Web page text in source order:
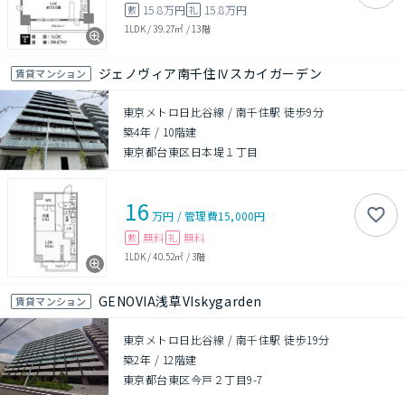
敷 15.8万円 礼 15.8万円
1LDK/39.27㎡ / 13階
賃貸マンション ジェノヴィア南千住Ⅳスカイガーデン
東京メトロ日比谷線 / 南千住駅 徒歩9分
築4年 / 10階建
東京都台東区日本堤１丁目
16 万円 /管理費15,000円
敷 無料 礼 無料
1LDK/40.52㎡ /3階
賃貸マンション GENOVIA浅草VIskygarden
東京メトロ日比谷線 / 南千住駅 徒歩19分
築2年 / 12階建
東京都台東区今戸２丁目9-7